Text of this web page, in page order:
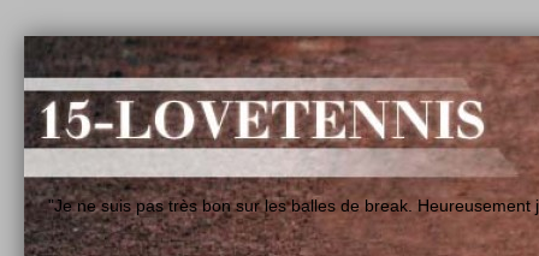
"Je ne suis pas très bon sur les balles de break.